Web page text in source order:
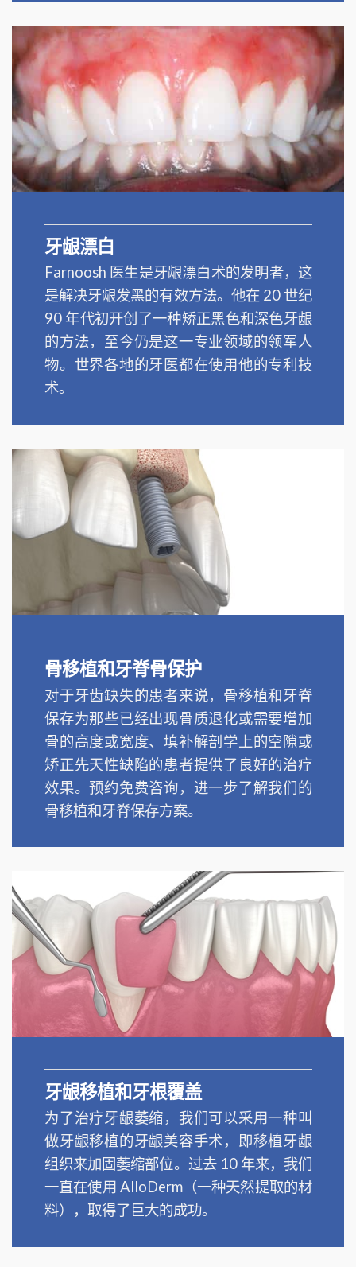
牙龈漂白
Farnoosh 医生是牙龈漂白术的发明者，这
是解决牙龈发黑的有效方法。他在 20 世纪
90 年代初开创了一种矫正黑色和深色牙龈
的方法，至今仍是这一专业领域的领军人
物。世界各地的牙医都在使用他的专利技
术。
骨移植和牙脊骨保护
对于牙齿缺失的患者来说，骨移植和牙脊
保存为那些已经出现骨质退化或需要增加
骨的高度或宽度、填补解剖学上的空隙或
矫正先天性缺陷的患者提供了良好的治疗
效果。预约免费咨询，进一步了解我们的
骨移植和牙脊保存方案。
牙龈移植和牙根覆盖
为了治疗牙龈萎缩，我们可以采用一种叫
做牙龈移植的牙龈美容手术，即移植牙龈
组织来加固萎缩部位。过去 10 年来，我们
一直在使用 AlloDerm（一种天然提取的材
料），取得了巨大的成功。